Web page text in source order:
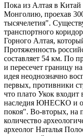
Пока из Алтая в Китай
Монголию, проехав
тысячелетия".
транспортного
Горного Алтая,
Протяженность
составляет 54 км. По
и пересечет границу
идея неоднозначно
первых, противники
что плато Укок
наследия ЮНЕСКО и
покоя". Во-вторых, на
количество
археолог Наталья